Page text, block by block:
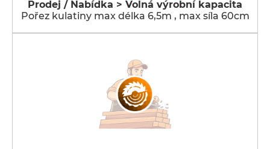
Prodej / Nabídka > Volná výrobní kapacita
Pořez kulatiny max délka 6,5m , max síla 60cm